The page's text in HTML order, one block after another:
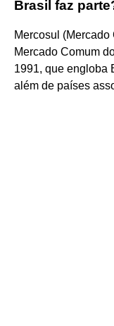
Brasil faz
Mercosul
Mercado Comum
1991, que engloba
além de países